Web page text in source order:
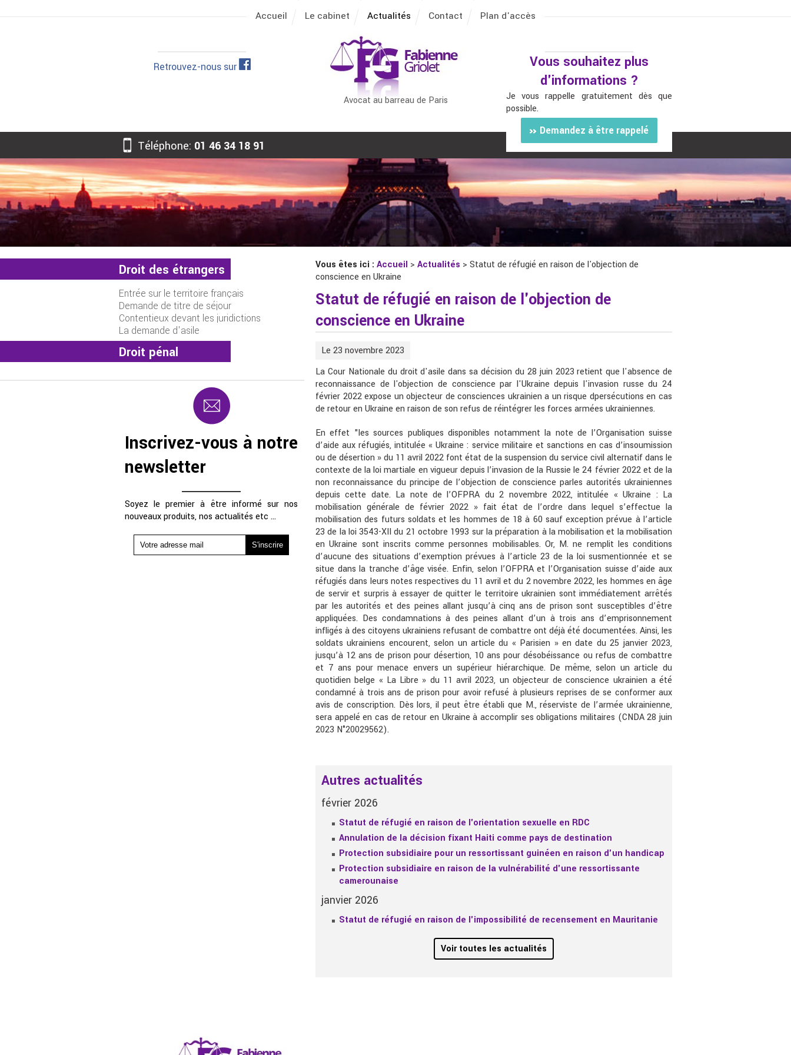
Accueil Le cabinet Actualités Contact Plan d'accès
Avocat au barreau de Paris
Retrouvez-nous sur
Vous souhaitez plus
d'informations ?
Je vous rappelle gratuitement dès que
possible.
Demandez à être rappelé
Téléphone: 01 46 34 18 91
Vous êtes ici : Accueil > Actualités > Statut de réfugié en raison de l'objection de
conscience en Ukraine
Statut de réfugié en raison de l'objection de
conscience en Ukraine
Le 23 novembre 2023
La Cour Nationale du droit d'asile dans sa décision du 28 juin 2023 retient que l'absence de
reconnaissance de l'objection de conscience par l'Ukraine depuis l'invasion russe du 24
février 2022 expose un objecteur de consciences ukrainien a un risque dpersécutions en cas
de retour en Ukraine en raison de son refus de réintégrer les forces armées ukrainiennes.
En effet "les sources publiques disponibles notamment la note de l’Organisation suisse
d’aide aux réfugiés, intitulée « Ukraine : service militaire et sanctions en cas d’insoumission
ou de désertion » du 11 avril 2022 font état de la suspension du service civil alternatif dans le
contexte de la loi martiale en vigueur depuis l’invasion de la Russie le 24 février 2022 et de la
non reconnaissance du principe de l’objection de conscience parles autorités ukrainiennes
depuis cette date. La note de l’OFPRA du 2 novembre 2022, intitulée « Ukraine : La
mobilisation générale de février 2022 » fait état de l’ordre dans lequel s’effectue la
mobilisation des futurs soldats et les hommes de 18 à 60 sauf exception prévue à l’article
23 de la loi 3543-XII du 21 octobre 1993 sur la préparation à la mobilisation et la mobilisation
en Ukraine sont inscrits comme personnes mobilisables. Or, M. ne remplit les conditions
d’aucune des situations d’exemption prévues à l’article 23 de la loi susmentionnée et se
situe dans la tranche d’âge visée. Enfin, selon l’OFPRA et l’Organisation suisse d’aide aux
réfugiés dans leurs notes respectives du 11 avril et du 2 novembre 2022, les hommes en âge
de servir et surpris à essayer de quitter le territoire ukrainien sont immédiatement arrêtés
par les autorités et des peines allant jusqu’à cinq ans de prison sont susceptibles d’être
appliquées. Des condamnations à des peines allant d’un à trois ans d’emprisonnement
infligés à des citoyens ukrainiens refusant de combattre ont déjà été documentées. Ainsi, les
soldats ukrainiens encourent, selon un article du « Parisien » en date du 25 janvier 2023,
jusqu’à 12 ans de prison pour désertion, 10 ans pour désobéissance ou refus de combattre
et 7 ans pour menace envers un supérieur hiérarchique. De même, selon un article du
quotidien belge « La Libre » du 11 avril 2023, un objecteur de conscience ukrainien a été
condamné à trois ans de prison pour avoir refusé à plusieurs reprises de se conformer aux
avis de conscription. Dès lors, il peut être établi que M., réserviste de l’armée ukrainienne,
sera appelé en cas de retour en Ukraine à accomplir ses obligations militaires (CNDA 28 juin
2023 N°20029562).
Autres actualités
février 2026
Statut de réfugié en raison de l'orientation sexuelle en RDC
Annulation de la décision fixant Haiti comme pays de destination
Protection subsidiaire pour un ressortissant guinéen en raison d'un handicap
Protection subsidiaire en raison de la vulnérabilité d'une ressortissante
camerounaise
janvier 2026
Statut de réfugié en raison de l'impossibilité de recensement en Mauritanie
Voir toutes les actualités
Droit des étrangers
Entrée sur le territoire français
Demande de titre de séjour
Contentieux devant les juridictions
administratives
La demande d'asile
Droit pénal
Inscrivez-vous à notre
newsletter
Soyez le premier à être informé sur nos
nouveaux produits, nos actualités etc ...